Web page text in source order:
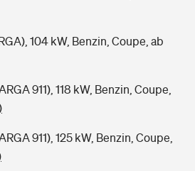
104 kW, Benzin, Coupe, ab
911), 118 kW, Benzin, Coupe,
911), 125 kW, Benzin, Coupe,